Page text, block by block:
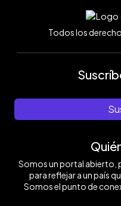
Todos los
Somos un portal abierto,
para reflejar a un país
Somos el punto de